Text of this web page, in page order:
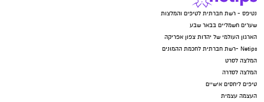
נטיפס - רשת חברתית לטיפים והמלצות
שערים חשמליים בבאר שבע
הארגון העולמי של יהדות צפון אפריקה
Netips -רשת חברתית לחכמת ההמונים
המלצה לסרט
המלצה לסדרה
טיפים ליחסים אישיים
העצמה עצמית